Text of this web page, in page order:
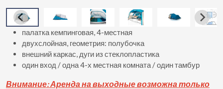
палатка кемпинговая, 4-местная
двухслойная, геометрия: полубочка
внешний каркас, дуги из стеклопластика
один вход / одна 4-х местная комната / один тамбур
Внимание: Аренда на выходные возможна только